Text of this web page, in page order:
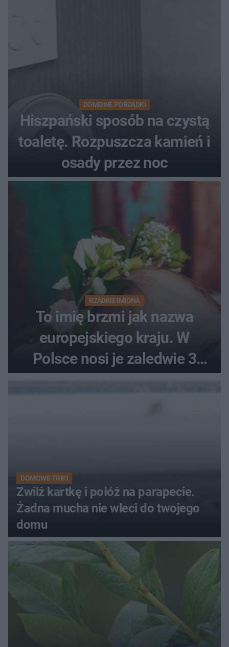
DOMOWE PORZĄDKI
Hiszpański sposób na czystą
toaletę. Rozpuszcza kamień i
osady przez noc
RZADKIE IMIONA
To imię brzmi jak nazwa
europejskiego kraju. W
Polsce nosi je zaledwie 3
kobiety
DOMOWE TRIKI
Zwilż kartkę i połóż na parapecie.
Żadna mucha nie wleci do twojego
domu